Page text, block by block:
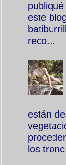
este
reco...
están
los